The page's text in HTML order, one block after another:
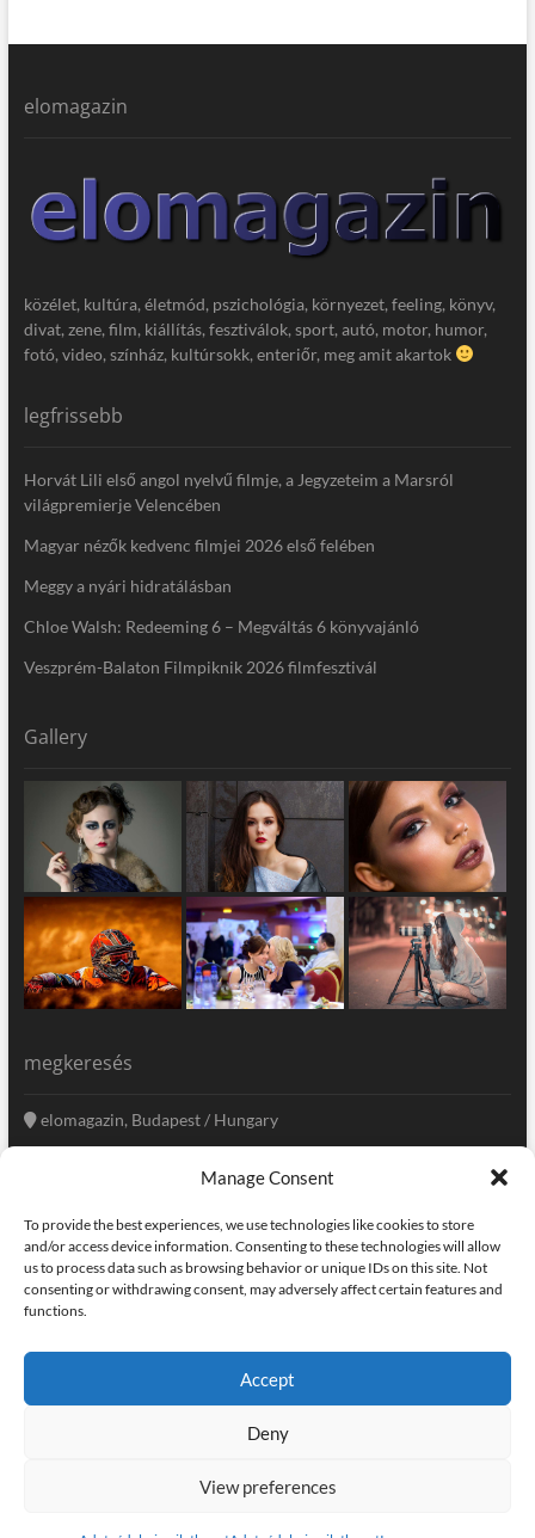
Manage Consent
To provide the best experiences, we use technologies like cookies to store
and/or access device information. Consenting to these technologies will allow
us to process data such as browsing behavior or unique IDs on this site. Not
consenting or withdrawing consent, may adversely affect certain features and
functions.
Accept
Deny
View preferences
elomagazin
közélet, kultúra, életmód, pszichológia, környezet, feeling, könyv,
divat, zene, film, kiállítás, fesztiválok, sport, autó, motor, humor,
fotó, video, színház, kultúrsokk, enteriőr, meg amit akartok
legfrissebb
Horvát Lili első angol nyelvű filmje, a Jegyzeteim a Marsról
világpremierje Velencében
Magyar nézők kedvenc filmjei 2026 első felében
Meggy a nyári hidratálásban
Chloe Walsh: Redeeming 6 – Megváltás 6 könyvajánló
Veszprém-Balaton Filmpiknik 2026 filmfesztivál
Gallery
megkeresés
elomagazin, Budapest / Hungary
szerkesztoseg@elomagazin.com
elomagazin
home adatvédelem impresszum kapcsolat
| © copyright, all right reserved